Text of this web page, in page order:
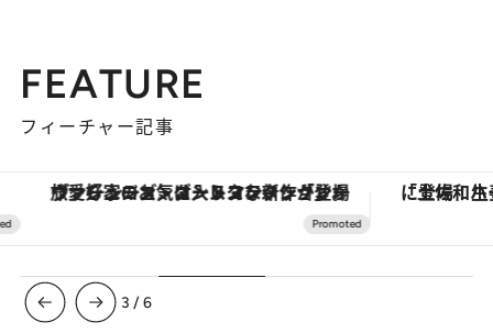
FEATURE
フィーチャー記事
ヴァシュロン・コンスタンタン「オーヴァーシーズ・オートマティック」。旅愛好家のお気に入りコレクションから、ジェンダーレスな新作が登場
3 /6